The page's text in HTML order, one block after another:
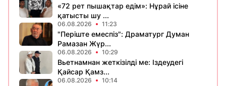
«72 рет пышақтар едім»: Нұрай ісіне
қатысты шу ...
06.08.2026 11:23
​"Періште емеспіз": Драматург Думан
Рамазан Жүр...
06.08.2026 10:29
Вьетнамнан жеткізілді ме: Іздеудегі
Қайсар Қамз...
06.08.2026 10:14